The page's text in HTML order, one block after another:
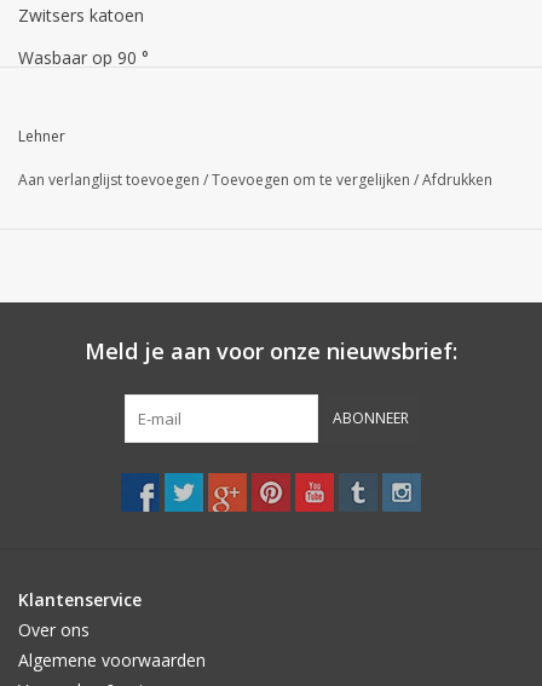
Zwitsers katoen
Wasbaar op 90 °
Lehner
Aan verlanglijst toevoegen /Toevoegen om te vergelijken /Afdrukken
Meld je aan voor onze nieuwsbrief:
ABONNEER
Klantenservice
Over ons
Algemene voorwaarden